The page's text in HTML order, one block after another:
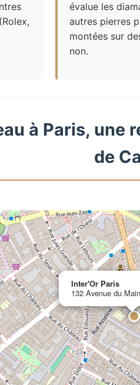
évalue les
autres pierres
montées sur
non.
à Paris, une
de
Inter'Or Paris
132 Avenue du